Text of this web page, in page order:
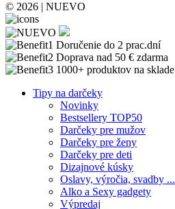
© 2026 | NUEVO
Doručenie do 2 prac.dní
Doprava nad 50 € zdarma
1000+ produktov na sklade
Tipy na darčeky
Novinky
Bestsellery TOP50
Darčeky pre mužov
Darčeky pre ženy
Darčeky pre deti
Dizajnové kúsky
Oslavy, výročia, svadby ...
Alko a Sexy gadgety
Výpredaj